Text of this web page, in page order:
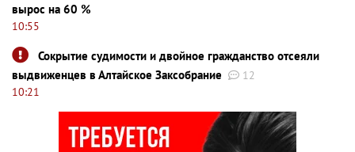
вырос на 60 %
10:55
Сокрытие судимости и двойное гражданство отсеяли
выдвиженцев в Алтайское Заксобрание
12
10:21